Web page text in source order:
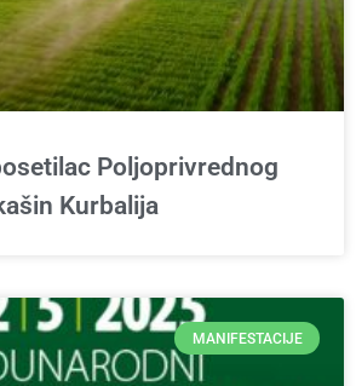
Poljoprivrednog
Kurbalija
MANIFESTACIJE